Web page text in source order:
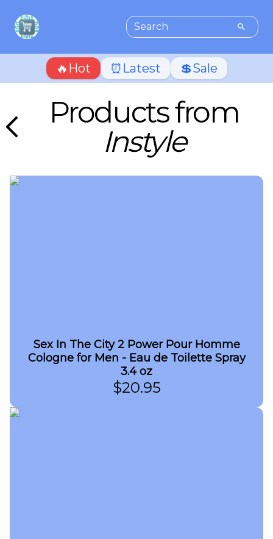
🔥Hot ⏰Latest 💲Sale
Products from
Instyle
Sex In The City 2 Power Pour Homme
Cologne for Men - Eau de Toilette Spray
3.4 oz
$20.95